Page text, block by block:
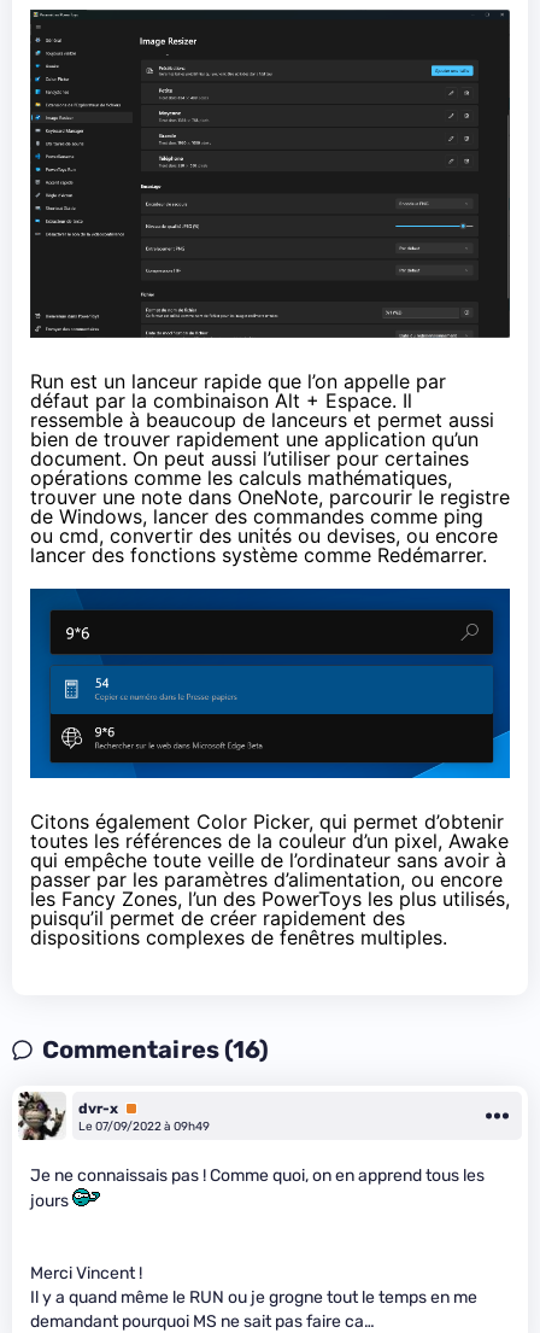
Run est un lanceur rapide que l’on appelle par
défaut par la combinaison Alt + Espace. Il
ressemble à beaucoup de lanceurs et permet aussi
bien de trouver rapidement une application qu’un
document. On peut aussi l’utiliser pour certaines
opérations comme les calculs mathématiques,
trouver une note dans OneNote, parcourir le registre
de Windows, lancer des commandes comme ping
ou cmd, convertir des unités ou devises, ou encore
lancer des fonctions système comme Redémarrer.
Citons également Color Picker, qui permet d’obtenir
toutes les références de la couleur d’un pixel, Awake
qui empêche toute veille de l’ordinateur sans avoir à
passer par les paramètres d’alimentation, ou encore
les Fancy Zones, l’un des PowerToys les plus utilisés,
puisqu’il permet de créer rapidement des
dispositions complexes de fenêtres multiples.
Commentaires (16)
dvr-x Premium
Le 07/09/2022 à 09h49
Je ne connaissais pas ! Comme quoi, on en apprend tous les
jours
Merci Vincent !
Il y a quand même le RUN ou je grogne tout le temps en me
demandant pourquoi MS ne sait pas faire ca…